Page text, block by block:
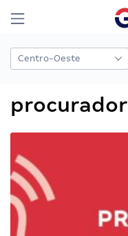
procurador